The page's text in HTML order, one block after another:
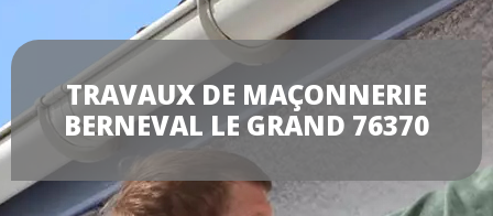
TRAVAUX DE MAÇONNERIE
BERNEVAL LE GRAND 76370